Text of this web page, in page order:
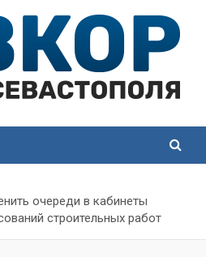
очереди в кабинеты
строительных работ